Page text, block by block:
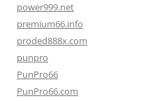
power999.net
premium66.info
proded888x.com
punpro
PunPro66
PunPro66.com